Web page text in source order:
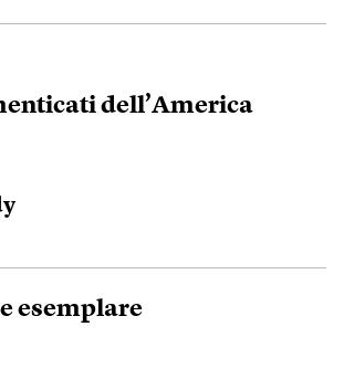
dell’America
esemplare